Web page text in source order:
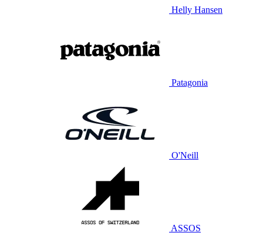
Helly Hansen
Patagonia
O'Neill
ASSOS